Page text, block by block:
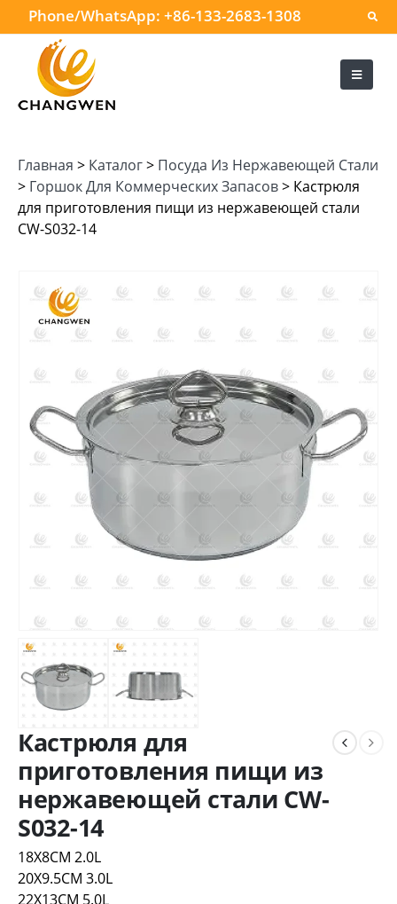
Phone/WhatsApp:+86-133-2683-1308
Главная > Каталог> Посуда Из Нержавеющей Стали
> Горшок Для Коммерческих Запасов> Кастрюля
для приготовления пищи из нержавеющей стали
CW-S032-14
Кастрюля для
приготовления пищи из
нержавеющей стали CW-
S032-14
18X8CM 2.0L
20X9.5CM 3.0L
22X13CM 5.0L